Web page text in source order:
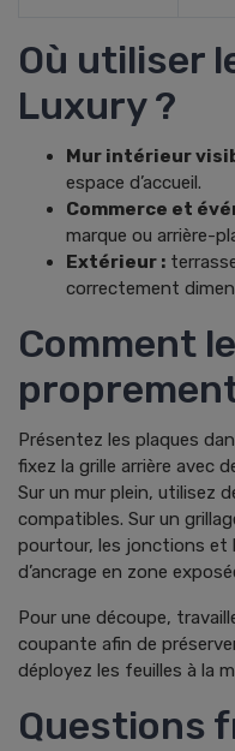
Où utiliser
Luxury ?
Mur intérieur
espace d’accueil.
Commerce et
marque ou arrière-
Extérieur :
correctement
Comment
Présentez les plaques
fixez la grille arrière avec
Sur un mur plein, utilisez
compatibles. Sur un
pourtour, les jonctions et
d’ancrage en zone
Pour une découpe,
coupante afin de
déployez les feuilles à la
Questions